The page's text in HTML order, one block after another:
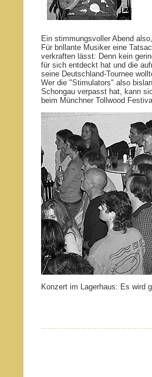
Ein stimmungsvoller Abend
Für brillante Musiker eine
verkraften lässt: Denn kein
für sich entdeckt hat und die
seine Deutschland-Tournee
Wer die "Stimulators" also
Schongau verpasst hat, kann
beim Münchner Tollwood
Konzert im Lagerhaus: Es wird